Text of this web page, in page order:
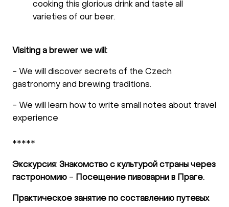
cooking this glorious drink and taste all
varieties of our beer.
Visiting a brewer we will:
- We will discover secrets of the Czech
gastronomy and brewing traditions.
- We will learn how to write small notes about travel
experience
*****
Экскурсия: Знакомство с культурой страны через
гастрономию - Посещение пивоварни в Праге.
Практическое занятие по составлению путевых